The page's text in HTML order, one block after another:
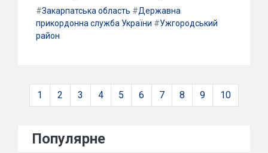
#Закарпатська область #Державна
прикордонна служба України #Ужгородський
район
1 2 3 4 5 6 7 8 9 10
Популярне